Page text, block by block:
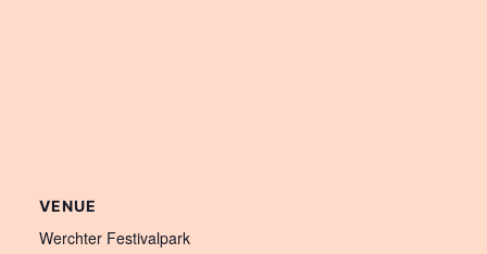
VENUE
Werchter Festivalpark